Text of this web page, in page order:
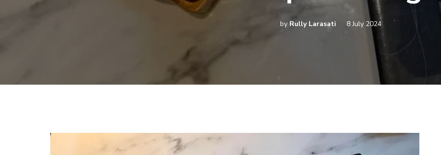
by Rully Larasati 8 July 2024